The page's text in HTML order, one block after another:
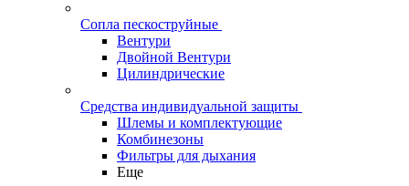
Сопла пескоструйные
Вентури
Двойной Вентури
Цилиндрические
Средства индивидуальной защиты
Шлемы и комплектующие
Комбинезоны
Фильтры для дыхания
Еще